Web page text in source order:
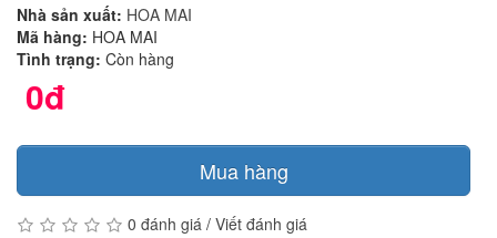
Nhà sản xuất: HOA MAI
Mã hàng: HOA MAI
Tình trạng: Còn hàng
0đ
Mua hàng
0 đánh giá / Viết đánh giá